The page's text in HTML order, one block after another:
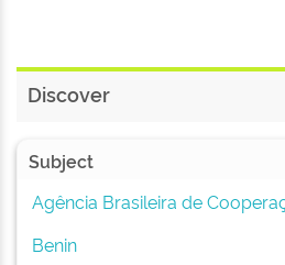
Discover
Subject
Agência Brasileira de
Benin